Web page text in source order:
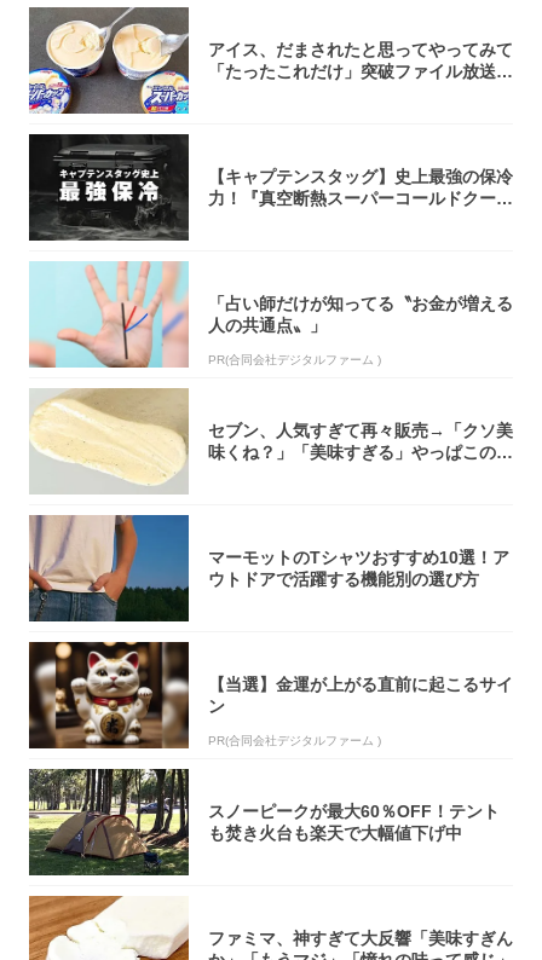
アイス、だまされたと思ってやってみて
「たったこれだけ」突破ファイル放送で
【キャプテンスタッグ】史上最強の保冷
力！『真空断熱スーパーコールドクーラ
「占い師だけが知ってる〝お金が増える
人の共通点〟」
PR(合同会社デジタルファーム )
セブン、人気すぎて再々販売→「クソ美
味くね？」「美味すぎる」やっぱこのク
マーモットのTシャツおすすめ10選！ア
ウトドアで活躍する機能別の選び方
【当選】金運が上がる直前に起こるサイ
ン
PR(合同会社デジタルファーム )
スノーピークが最大60％OFF！テント
も焚き火台も楽天で大幅値下げ中
ファミマ、神すぎて大反響「美味すぎん